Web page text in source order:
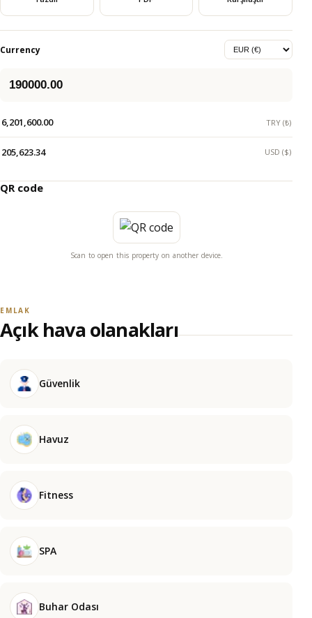
Currency
6,201,600.00 TRY (₺)
205,623.34 USD ($)
QR code
Scan to open this property on another device.
EMLAK
Açık hava olanakları
Güvenlik
Havuz
Fitness
SPA
Buhar Odası